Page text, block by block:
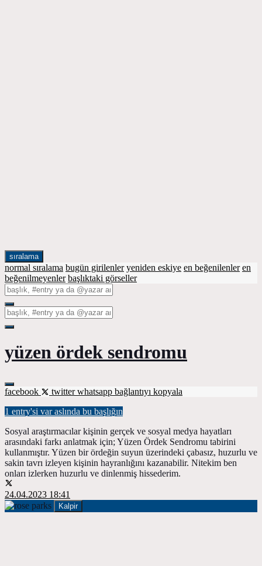
sıralama
normal sıralama bugün girilenler yeniden eskiye en beğenilenler en
beğenilmeyenler başlıktaki görseller
yüzen ördek sendromu
facebook twitterwhatsapp bağlantıyı kopyala
1 entry'si var aslında bu başlığın
Sosyal araştırmacılar kişinin gerçek ve sosyal medya hayatları
arasındaki farkı anlatmak için; Yüzen Ördek Sendromu tabirini
kullanmıştır. Yüzen bir ördeğin suyun üzerindeki çabasız, huzurlu ve
sakin tavrı izleyen kişinin hayranlığını kazanabilir. Nitekim ben
onları izlerken huzurlu ve dinlenmiş hissederim.
24.04.2023 18:41
Kalpir